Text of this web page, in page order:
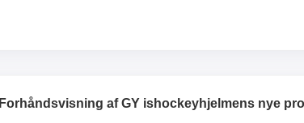
Forhåndsvisning af GY ishockeyhjelmens nye